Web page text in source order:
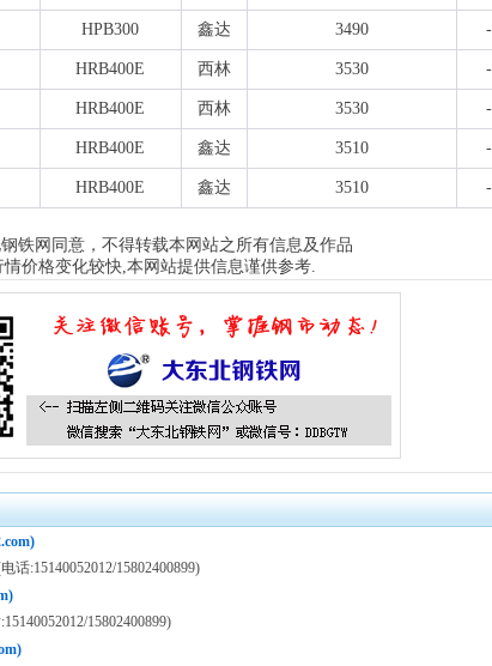
HPB300 鑫达 3490 -
HRB400E 西林 3530 -
HRB400E 西林 3530 -
HRB400E 鑫达 3510 -
HRB400E 鑫达 3510 -
铁网 同意，不得转载本网站之所有信息及作品
情价格变化较快,本网站提供信息谨供参考.
:15140052012/15802400899)
15802400899)